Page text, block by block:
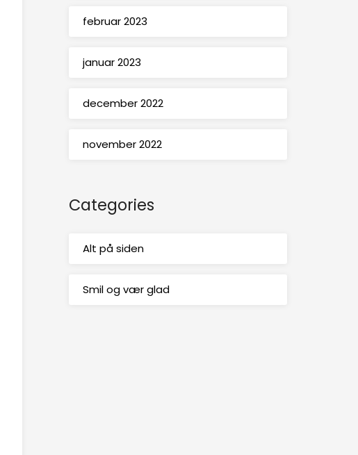
februar 2023
januar 2023
december 2022
november 2022
Categories
Alt på siden
Smil og vær glad